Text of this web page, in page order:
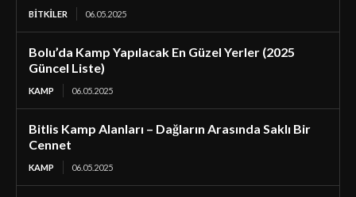
BİTKİLER 06.05.2025
Bolu’da Kamp Yapılacak En Güzel Yerler (2025
Güncel Liste)
KAMP 06.05.2025
Bitlis Kamp Alanları – Dağların Arasında Saklı Bir
Cennet
KAMP 06.05.2025